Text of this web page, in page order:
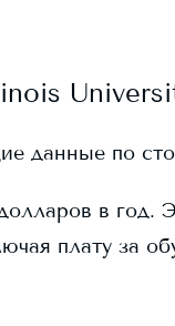
данные по
в год.
плату